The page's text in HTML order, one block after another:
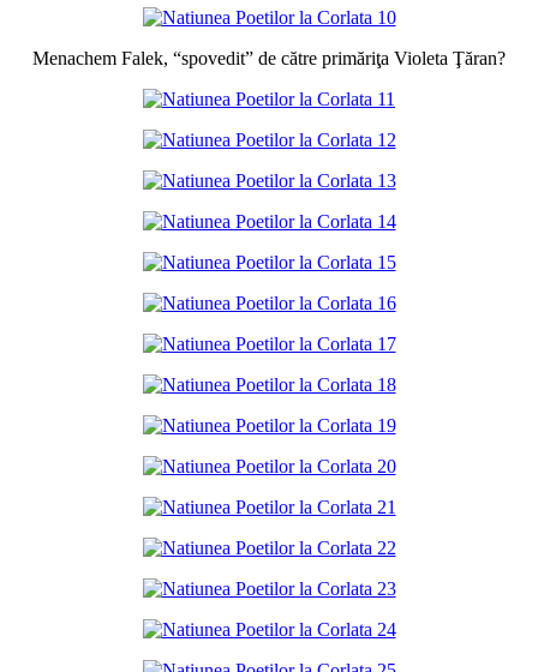
Menachem Falek, “spovedit” de către primăriţa Violeta Ţăran?